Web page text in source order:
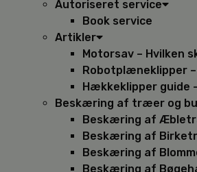
Autoriseret service
Book service
Artikler
Motorsav – Hvilken
Robotplæneklipper
Hækkeklipper guide
Beskæring af træer og
Beskæring af
Beskæring af
Beskæring af
Beskæring af